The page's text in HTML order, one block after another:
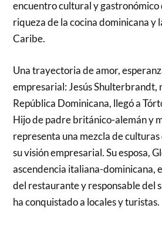
encuentro cultural y gastronómico
riqueza de la cocina dominicana y
Caribe.
Una trayectoria de amor,
empresarial: Jesús Shulterbrandt,
República Dominicana, llegó a
Hijo de padre británico-alemán y
representa una mezcla de
su visión empresarial. Su esposa,
ascendencia italiana-dominicana,
del restaurante y responsable del
ha conquistado a locales y turistas.